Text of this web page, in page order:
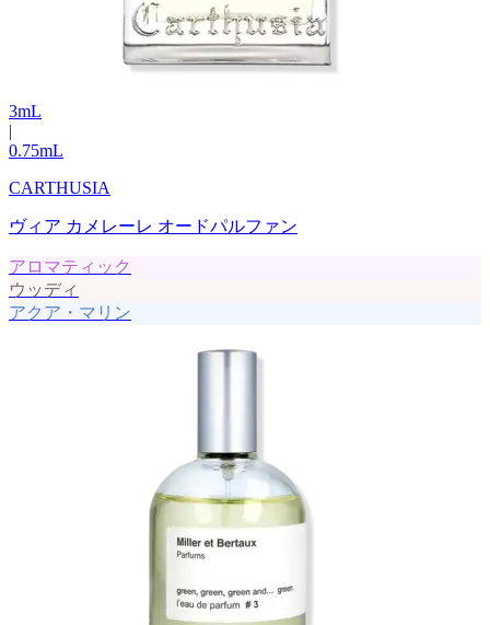
3mL
|
0.75mL
CARTHUSIA
ヴィア カメレーレ オードパルファン
アロマティック
ウッディ
アクア・マリン